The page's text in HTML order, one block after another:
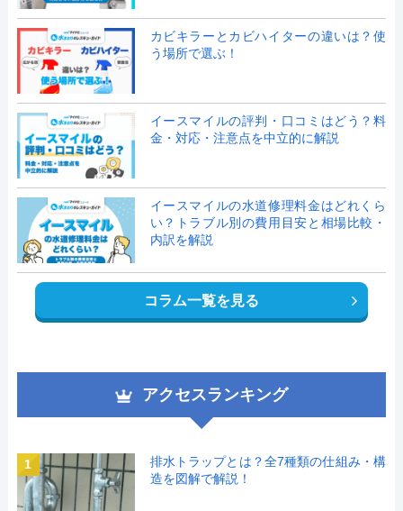
カビキラーとカビハイターの違いは？使
う場所で選ぶ！
イースマイルの評判・口コミはどう？料
金・対応・注意点を中立的に解説
イースマイルの水道修理料金はどれくら
い？トラブル別の費用目安と相場比較・
内訳を解説
コラム一覧を見る
アクセスランキング
1
排水トラップとは？全7種類の仕組み・構
造を図解で解説！